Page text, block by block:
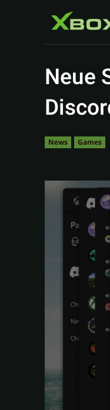
Neue
News Games